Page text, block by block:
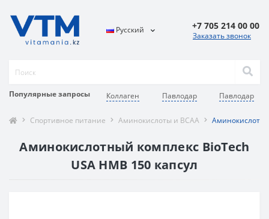
Популярные запросы Коллаген Павлодар Павлодар
Русский +7 705 214 00 00
Заказать звонок
Спортивное питание Аминокислоты и BCAA
Аминокислотный комплекс BioTech
USA HMB 150 капсул